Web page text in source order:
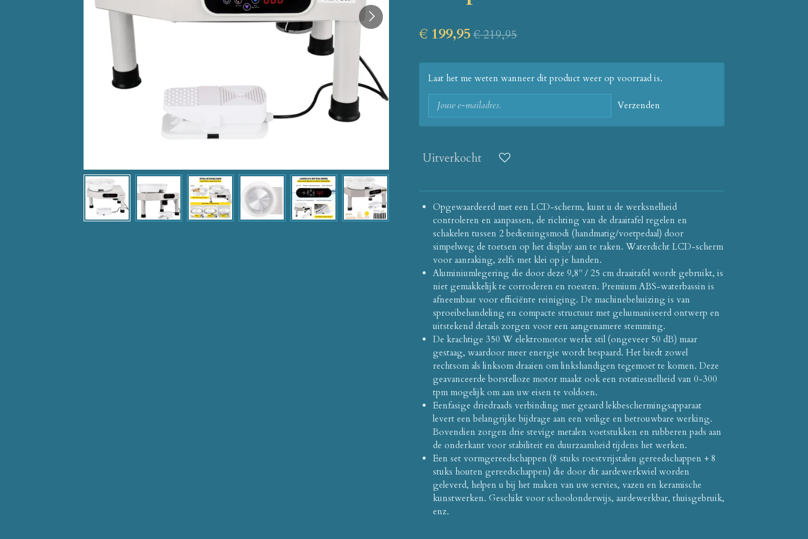
€ 199,95€ 219,95
Laat het me weten wanneer dit product weer op voorraad is.
Verzenden
Uitverkocht
Opgewaardeerd met een LCD-scherm, kunt u de werksnelheid
controleren en aanpassen, de richting van de draaitafel regelen en
schakelen tussen 2 bedieningsmodi (handmatig/voetpedaal) door
simpelweg de toetsen op het display aan te raken. Waterdicht LCD-scherm
voor aanraking, zelfs met klei op je handen.
Aluminiumlegering die door deze 9,8" / 25 cm draaitafel wordt gebruikt, is
niet gemakkelijk te corroderen en roesten. Premium ABS-waterbassin is
afneembaar voor efficiënte reiniging. De machinebehuizing is van
sproeibehandeling en compacte structuur met gehumaniseerd ontwerp en
uitstekend details zorgen voor een aangenamere stemming.
De krachtige 350 W elektromotor werkt stil (ongeveer 50 dB) maar
gestaag, waardoor meer energie wordt bespaard. Het biedt zowel
rechtsom als linksom draaien om linkshandigen tegemoet te komen. Deze
geavanceerde borstelloze motor maakt ook een rotatiesnelheid van 0-300
tpm mogelijk om aan uw eisen te voldoen.
Eenfasige driedraads verbinding met geaard lekbeschermingsapparaat
levert een belangrijke bijdrage aan een veilige en betrouwbare werking.
Bovendien zorgen drie stevige metalen voetstukken en rubberen pads aan
de onderkant voor stabiliteit en duurzaamheid tijdens het werken.
Een set vormgereedschappen (8 stuks roestvrijstalen gereedschappen + 8
stuks houten gereedschappen) die door dit aardewerkwiel worden
geleverd, helpen u bij het maken van uw servies, vazen en keramische
kunstwerken. Geschikt voor schoolonderwijs, aardewerkbar, thuisgebruik,
enz.